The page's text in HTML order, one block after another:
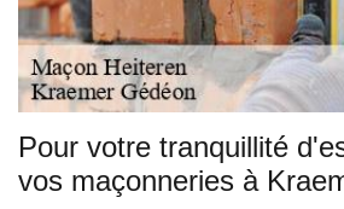
Pour votre tranquillité
vos maçonneries à